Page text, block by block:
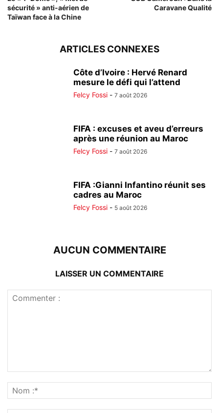
sécurité » anti-aérien de
Taïwan face à la Chine
Caravane Qualité
ARTICLES CONNEXES
Côte d’Ivoire : Hervé Renard
mesure le défi qui l’attend
Felcy Fossi - 7 août 2026
FIFA : excuses et aveu d’erreurs
après une réunion au Maroc
Felcy Fossi - 7 août 2026
FIFA :Gianni Infantino réunit ses
cadres au Maroc
Felcy Fossi - 5 août 2026
AUCUN COMMENTAIRE
LAISSER UN COMMENTAIRE